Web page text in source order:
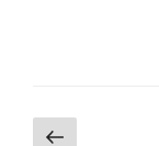
PostsPrevious